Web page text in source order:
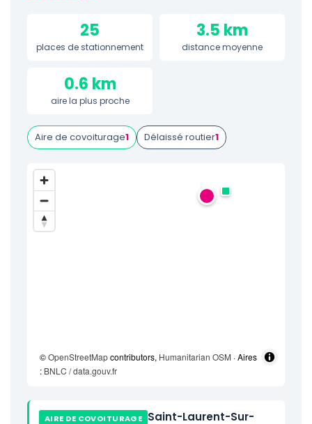
25
places de stationnement
3.5 km
distance moyenne
0.6 km
aire la plus proche
Aire de covoiturage1 Délaissé routier1
©OpenStreetMapcontributors, Humanitarian OSM · Aires
: BNLC / data.gouv.fr
AIRE DE COVOITURAGE Saint-Laurent-Sur-